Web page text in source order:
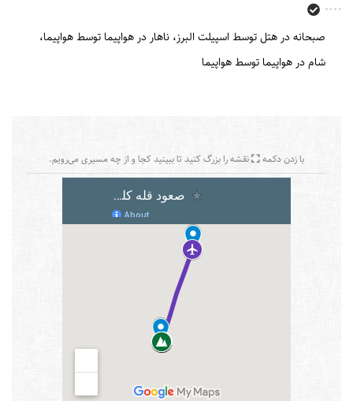
صبحانه در هتل توسط اسپیلت البرز ناهار در هواپیما توسط هواپیما
شام در هواپیما توسط هواپیما
با زدن دکمه نقشه را بزرگ کنید تا ببینید کجا و از چه مسیری می‌رویم.